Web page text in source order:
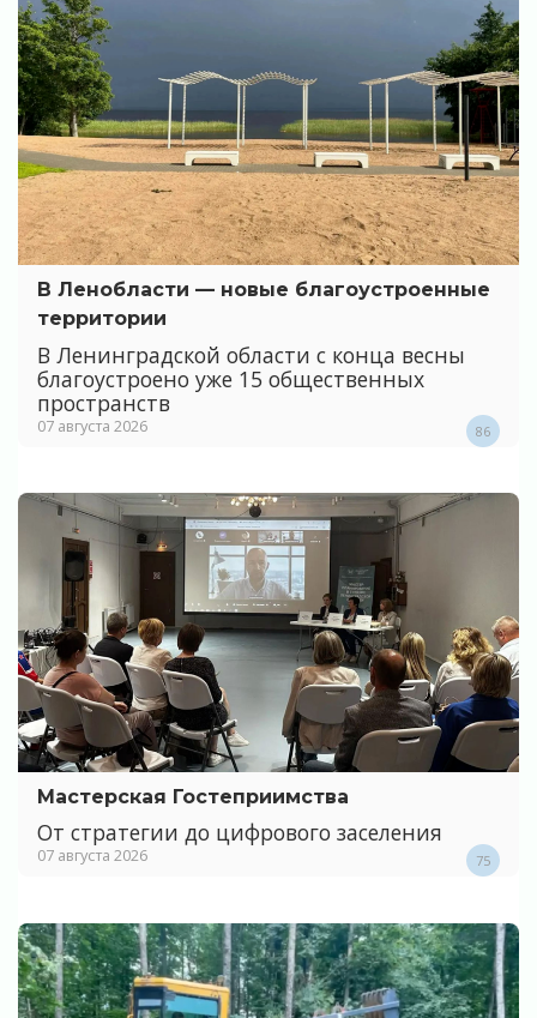
В Ленобласти — новые благоустроенные
территории
В Ленинградской области с конца весны
благоустроено уже 15 общественных
пространств
07 августа 2026 86
Мастерская Гостеприимства
От стратегии до цифрового заселения
07 августа 2026 75